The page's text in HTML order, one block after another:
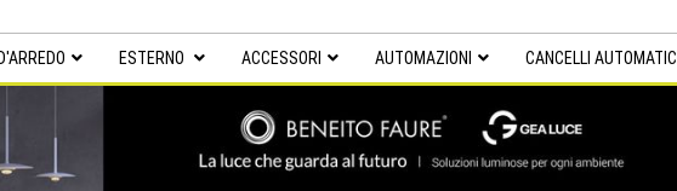
ESTERNO ACCESSORI AUTOMAZIONI CANCELLI AUTOMATICI